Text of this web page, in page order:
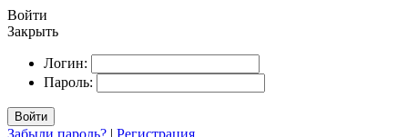
Войти
Закрыть
Логин:
Пароль:
Войти
Забыли пароль? | Регистрация